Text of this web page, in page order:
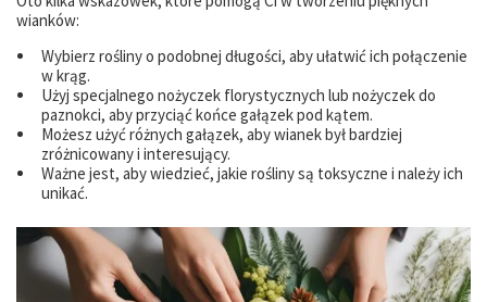
wianków:
Wybierz rośliny o podobnej długości, aby ułatwić ich połączenie
w krąg.
Użyj specjalnego nożyczek florystycznych lub nożyczek do
paznokci, aby przyciąć końce gałązek pod kątem.
Możesz użyć różnych gałązek, aby wianek był bardziej
zróżnicowany i interesujący.
Ważne jest, aby wiedzieć, jakie rośliny są toksyczne i należy ich
unikać.